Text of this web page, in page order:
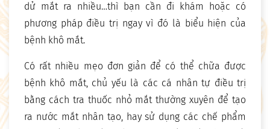
dử mắt ra nhiều…thì bạn cần đi khám hoặc có
phương pháp điều trị ngay vì đó là biểu hiện của
bệnh khô mắt.
Có rất nhiều mẹo đơn giản để có thể chữa được
bệnh khô mắt, chủ yếu là các cá nhân tự điều trị
bằng cách tra thuốc nhỏ mắt thường xuyên để tạo
ra nước mắt nhân tạo, hay sử dụng các chế phẩm